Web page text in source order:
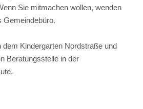
Sie mitmachen wollen, wenden
Gemeindebüro.
Kindergarten Nordstraße und
Beratungsstelle in der